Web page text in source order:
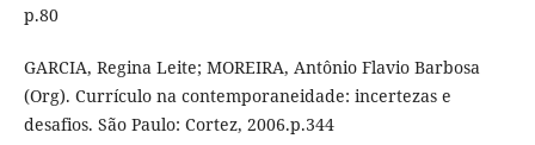
p.80
GARCIA, Regina Leite; MOREIRA, Antônio Flavio Barbosa
(Org). Currículo na contemporaneidade: incertezas e
desafios. São Paulo: Cortez, 2006.p.344